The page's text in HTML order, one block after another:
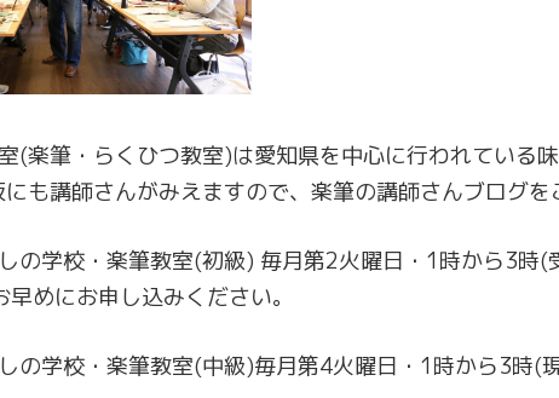
(楽筆・らくひつ教室)は愛知県を中心に行われている
も講師さんがみえますので、楽筆の講師さんブログ
の学校・楽筆教室(初級) 毎月第2火曜日・1時から3時(
めにお申し込みください。
の学校・楽筆教室(中級)毎月第4火曜日・1時から3時(